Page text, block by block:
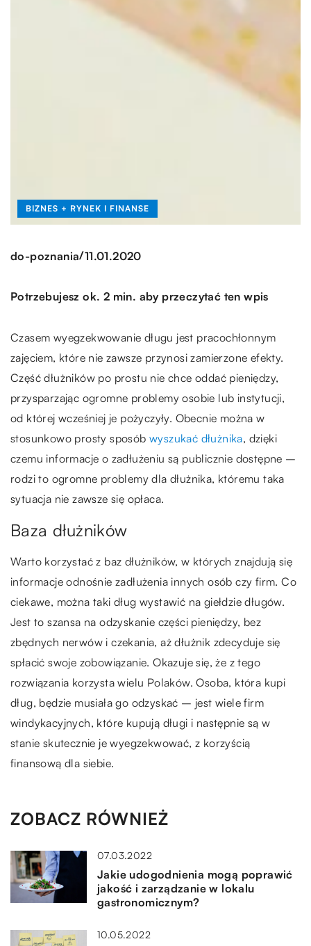
BIZNES + RYNEK I FINANSE
do-poznania/11.01.2020
Potrzebujesz ok. 2 min. aby przeczytać ten wpis
Czasem wyegzekwowanie długu jest pracochłonnym
zajęciem, które nie zawsze przynosi zamierzone efekty.
Część dłużników po prostu nie chce oddać pieniędzy,
przysparzając ogromne problemy osobie lub instytucji,
od której wcześniej je pożyczyły. Obecnie można w
stosunkowo prosty sposób wyszukać dłużnika, dzięki
czemu informacje o zadłużeniu są publicznie dostępne –
rodzi to ogromne problemy dla dłużnika, któremu taka
sytuacja nie zawsze się opłaca.
Baza dłużników
Warto korzystać z baz dłużników, w których znajdują się
informacje odnośnie zadłużenia innych osób czy firm. Co
ciekawe, można taki dług wystawić na giełdzie długów.
Jest to szansa na odzyskanie części pieniędzy, bez
zbędnych nerwów i czekania, aż dłużnik zdecyduje się
spłacić swoje zobowiązanie. Okazuje się, że z tego
rozwiązania korzysta wielu Polaków. Osoba, która kupi
dług, będzie musiała go odzyskać – jest wiele firm
windykacyjnych, które kupują długi i następnie są w
stanie skutecznie je wyegzekwować, z korzyścią
finansową dla siebie.
ZOBACZ RÓWNIEŻ
07.03.2022
Jakie udogodnienia mogą poprawić
jakość i zarządzanie w lokalu
gastronomicznym?
10.05.2022